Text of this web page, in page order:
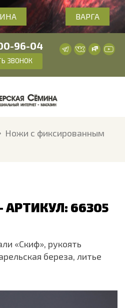
ВАРГА
96-04
ЗВОНОК
Ножи с фиксированным
66305
«Скиф», рукоять
береза, литье